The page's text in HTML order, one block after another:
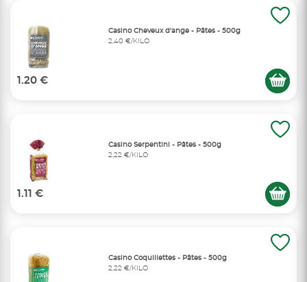
Casino Cheveux d'ange - Pâtes - 500g
2,40 €/KILO
1.20 €
Casino Serpentini - Pâtes - 500g
2,22 €/KILO
1.11 €
Casino Coquillettes - Pâtes - 500g
2,22 €/KILO